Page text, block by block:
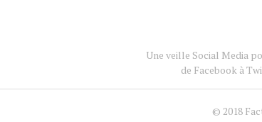
Une veille Social Media
de Facebook à
© 2018